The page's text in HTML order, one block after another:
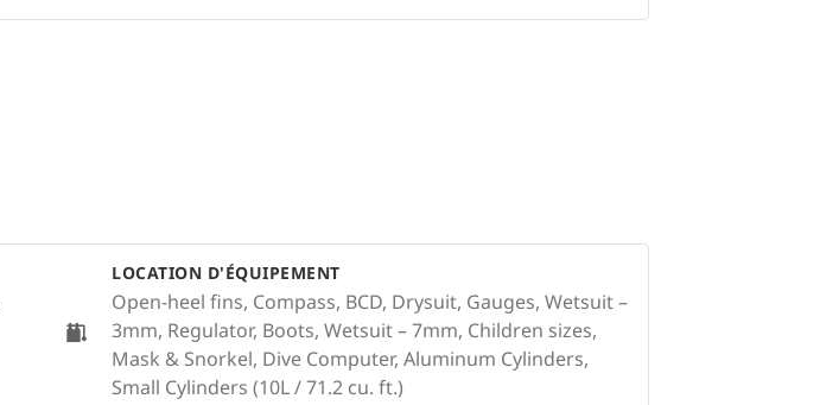
LOCATION D'ÉQUIPEMENT
Open-heel fins, Compass, BCD, Drysuit, Gauges, Wetsuit –
3mm, Regulator, Boots, Wetsuit – 7mm, Children sizes,
Mask & Snorkel, Dive Computer, Aluminum Cylinders,
Small Cylinders (10L / 71.2 cu. ft.)